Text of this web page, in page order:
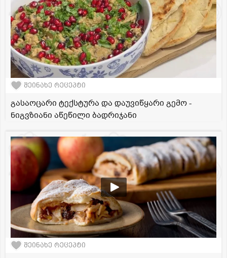
შეინახე რეცეპტი
გასაოცარი ტექსტურა და დაუვიწყარი გემო -
ნიგვზიანი აწეწილი ბადრიჯანი
შეინახე რეცეპტი